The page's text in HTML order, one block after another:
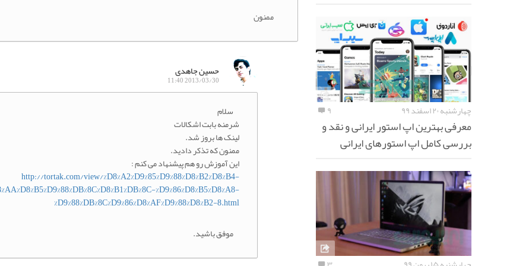
ممنون
حسین جاهدی
2013/03/30 11:40
سلام
شرمنه بابت اشکالات
لینک ها بروز شد.
ممنون که تذکر دادید.
این آموزش رو هم پیشنهاد می کنم :
http://tortak.com/view/%D8%A2%D9%85%D9%88%D8%B2%D8%B4-
%D9%86%D8%B5%D8%A8-
%D9%88%DB%8C%D9%86%D8%AF%D9%88%D8%B2-8.html
موفق باشید.
چهارشنبه ۲۰ اسفند ۹۹ ۹
معرفی بهترین اپ استور ایرانی و نقد و
بررسی کامل اپ استورهای ایرانی